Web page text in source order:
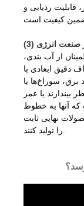
قابلیت ردیابی و
صنعت انرژی
از آب بندی،
دقیق ابعادی با
برق، سوراخ‌ها یا
بیندازند یا عمر
که آنها به خطوط
نهایی ثابت